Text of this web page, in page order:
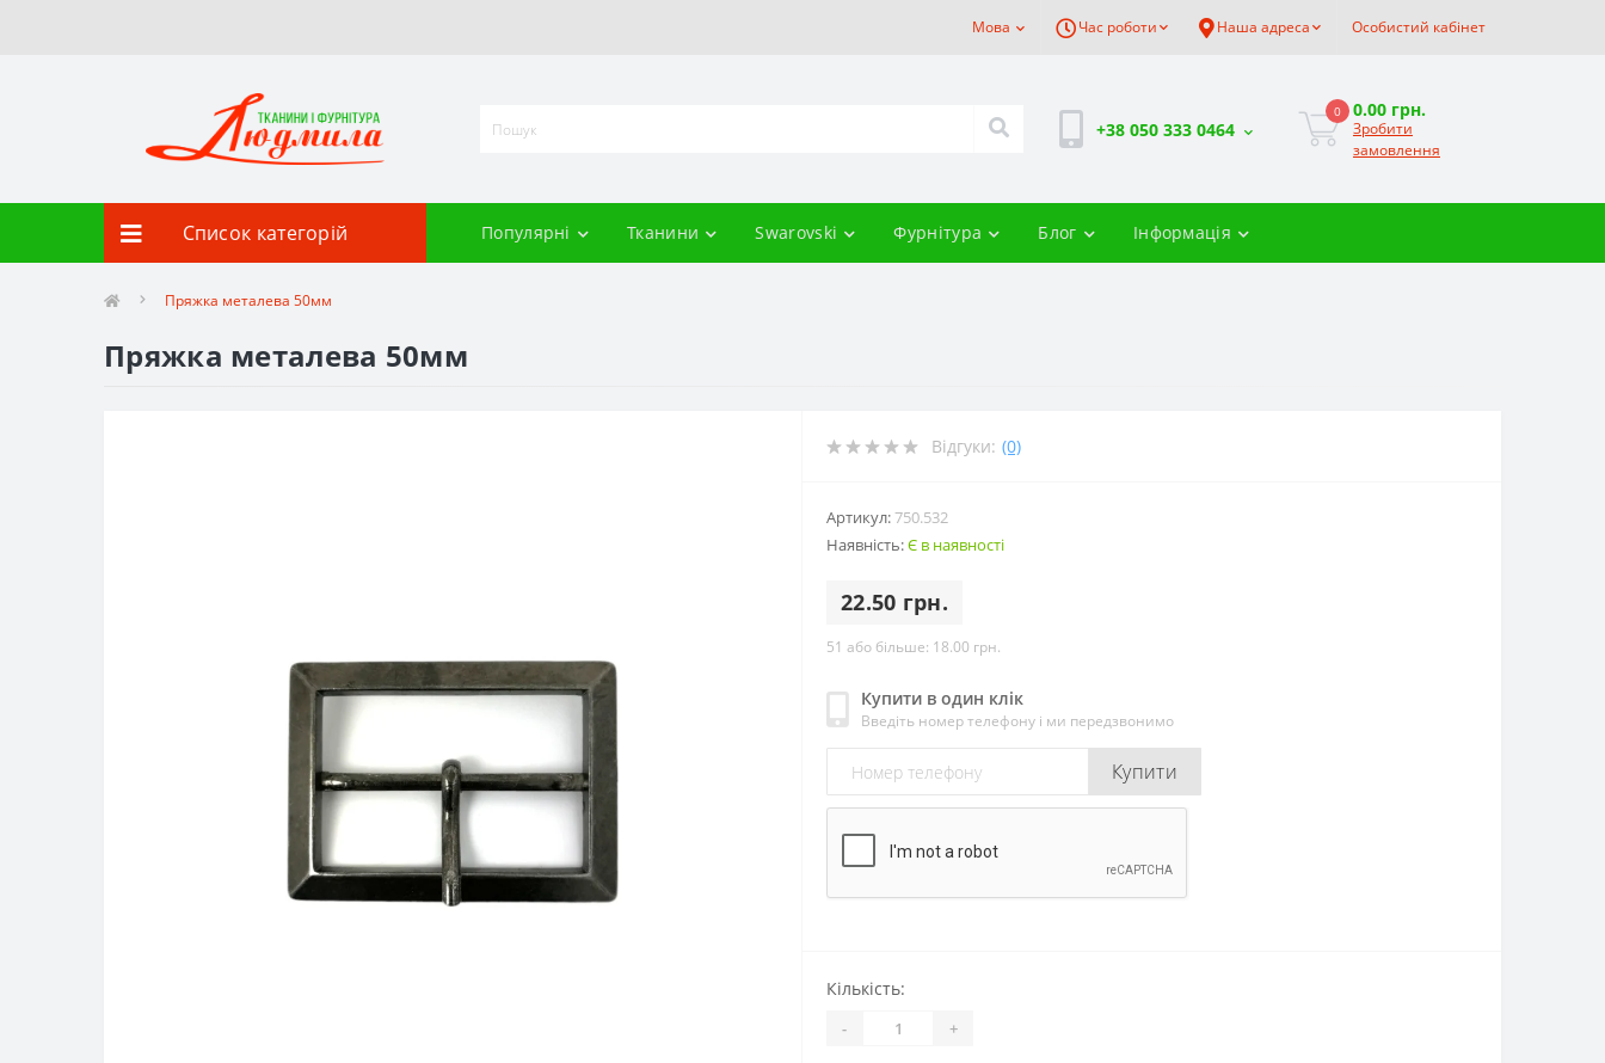
Мова Час роботи Наша адреса Особистий кабінет
+38 050 333 0464
0 0.00 грн.
Зробити
замовлення
Список категорій Популярні Тканини Swarovski Фурнітура Блог Інформація
Пряжка металева 50мм
Пряжка металева 50мм
Відгуки: (0)
Артикул:750.532
Наявність:Є в наявності
22.50 грн.
51 або більше: 18.00 грн.
Купити в один клік
Введіть номер телефону і ми передзвонимо
Купити
Кількість:
- +